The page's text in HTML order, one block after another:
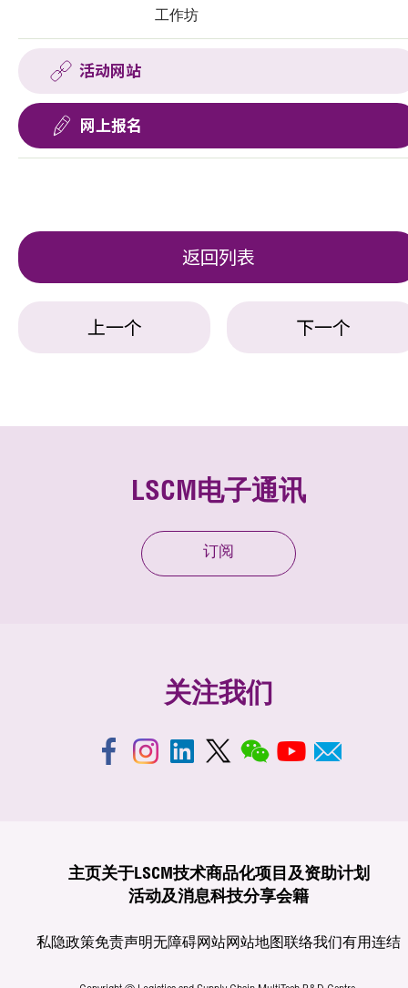
工作坊
活动网站
网上报名
返回列表
上一个 下一个
LSCM电子通讯
订阅
关注我们
主页关于LSCM技术商品化项目及资助计划
活动及消息科技分享会籍
私隐政策免责声明无障碍网站网站地图联络我们有用连结